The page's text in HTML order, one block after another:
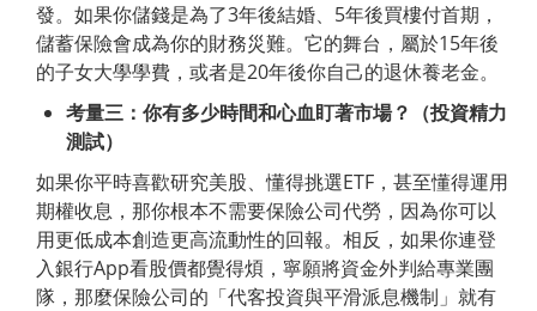
發。如果你儲錢是為了3年後結婚、5年後買樓付首期，
儲蓄保險會成為你的財務災難。它的舞台，屬於15年後
的子女大學學費，或者是20年後你自己的退休養老金。
考量三：你有多少時間和心血盯著市場？（投資精力
測試）
如果你平時喜歡研究美股、懂得挑選ETF，甚至懂得運用
期權收息，那你根本不需要保險公司代勞，因為你可以
用更低成本創造更高流動性的回報。相反，如果你連登
入銀行App看股價都覺得煩，寧願將資金外判給專業團
隊，那麼保險公司的「代客投資與平滑派息機制」就有